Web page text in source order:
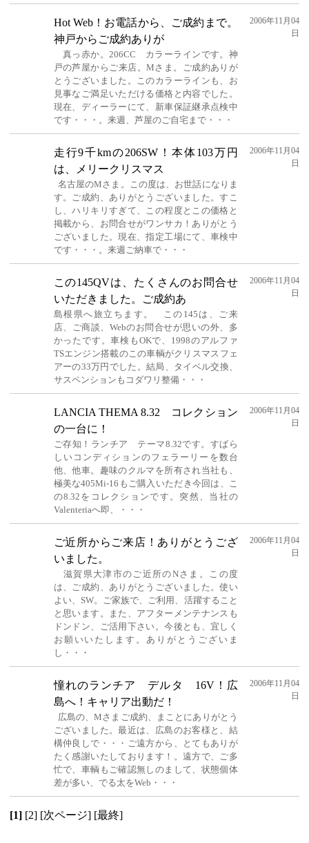
Hot Web！お電話から、ご成約まで。
神戸からご成約ありが
真っ赤か。206CC カラーラインです。神
戸の芦屋からご来店。Mさま。ご成約ありが
とうございました。このカラーラインも、お
見事なご満足いただける価格と内容でした。
現在、ディーラーにて、新車保証継承点検中
です・・・。来週、芦屋のご自宅まで・・・
2006年11月04
日
走行9千kmの206SW！本体103万円
は、メリークリスマス
名古屋のMさま。この度は、お世話になりま
す。ご成約、ありがとうございました。すこ
し、ハリキリすぎて、この程度とこの価格と
掲載から、お問合せがワンサカ！ありがとう
ございました。現在、指定工場にて、車検中
です・・・。来週ご納車で・・・
2006年11月04
日
この145QVは、たくさんのお問合せ
いただきました。ご成約あ
島根県へ旅立ちます。 この145は、ご来
店、ご商談、Webのお問合せが思いの外、多
かったです。車検もOKで、1998のアルファ
TSエンジン搭載のこの車輌がクリスマスフェ
アーの33万円でした。結局、タイベル交換、
サスペンションもコダワリ整備・・・
2006年11月04
日
LANCIA THEMA 8.32 コレクション
の一台に！
ご存知！ランチア テーマ8.32です。すばら
しいコンディションのフェラーリーを数台
他、他車。趣味のクルマを所有され当社も、
極美な405Mi-16もご購入いただき今回は、こ
の8.32をコレクションです。突然、当社の
Valenteriaへ即、・・・
2006年11月04
日
ご近所からご来店！ありがとうござ
いました。
滋賀県大津市のご近所のNさま。この度
は、ご成約、ありがとうございました。使い
よい、SW。ご家族で、ご利用、活躍すること
と思います。また、アフターメンテナンスも
ドンドン、ご活用下さい。今後とも、宜しく
お願いいたします。ありがとうございま
し・・・
2006年11月04
日
憧れのランチア デルタ 16V！広
島へ！キャリア出動だ！
広島の、Mさまご成約、まことにありがとう
ございました。最近は、広島のお客様と、結
構仲良しで・・・ご遠方から、とてもありが
たく感謝いたしております！。遠方で、ご多
忙で、車輌もご確認無しのまして、状態個体
差が多い、でる太をWeb・・・
2006年11月04
日
[1] [2] [次ページ] [最終]